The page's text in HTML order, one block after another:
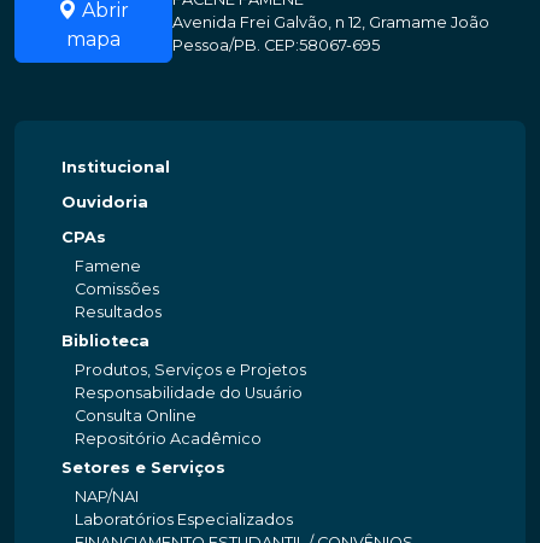
Abrir
mapa
Avenida Frei Galvão, n 12, Gramame João
Pessoa/PB. CEP:58067-695
Institucional
Ouvidoria
CPAs
Famene
Comissões
Resultados
Biblioteca
Produtos, Serviços e Projetos
Responsabilidade do Usuário
Consulta Online
Repositório Acadêmico
Setores e Serviços
NAP/NAI
Laboratórios Especializados